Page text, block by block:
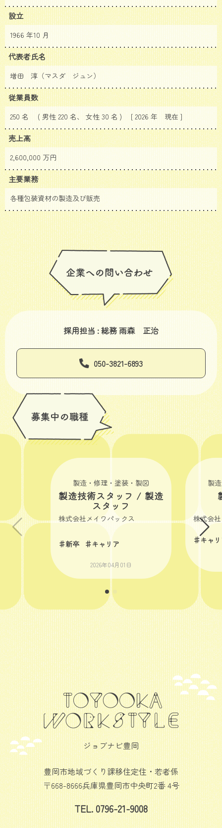
設立
1966 年10 月
代表者氏名
増田 淳（マスダ ジュン）
従業員数
250 名 ( 男性 220 名、 女性 30 名 ) [ 2026 年 現在 ]
売上高
2,600,000 万円
主要業務
各種包装資材の製造及び販売
採用担当 : 総務 雨森 正治
050-3821-6893
製造・修理・塗装・製図
製造技術スタッフ / 製造
スタッフ
株式会社メイワパックス
♯新卒 ♯キャリア
2026年04月01日
製
株式会
♯キャ
ジョブナビ豊岡
豊岡市地域づくり課移住定住・若者係
〒668-8666兵庫県豊岡市中央町2番 4号
TEL. 0796-21-9008